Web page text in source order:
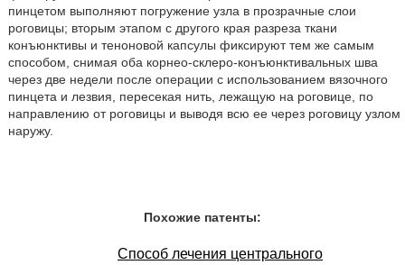
пинцетом выполняют погружение узла в прозрачные слои
роговицы; вторым этапом с другого края разреза ткани
конъюнктивы и теноновой капсулы фиксируют тем же самым
способом, снимая оба корнео-склеро-конъюнктивальных шва
через две недели после операции с использованием вязочного
пинцета и лезвия, пересекая нить, лежащую на роговице, по
направлению от роговицы и выводя всю ее через роговицу узлом
наружу.
Похожие патенты:
Способ лечения центрального